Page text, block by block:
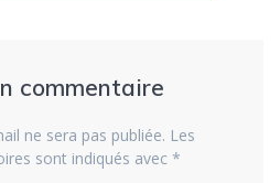
commentaire
ne sera pas publiée. Les
sont indiqués avec *